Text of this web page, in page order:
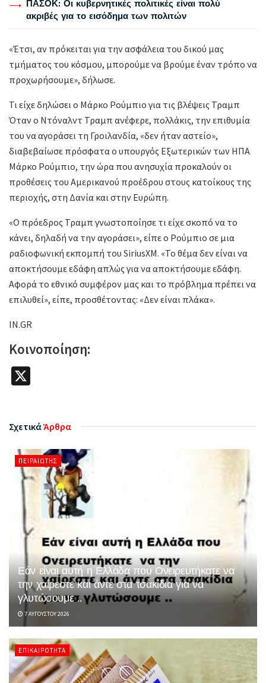
ΠΑΣΟΚ: Οι κυβερνητικές πολιτικές είναι πολύ
ακριβές για το εισόδημα των πολιτών
«Έτσι, αν πρόκειται για την ασφάλεια του δικού μας
τμήματος του κόσμου, μπορούμε να βρούμε έναν τρόπο να
προχωρήσουμε», δήλωσε.
Τι είχε δηλώσει ο Μάρκο Ρούμπιο για τις βλέψεις Τραμπ
Όταν ο Ντόναλντ Τραμπ ανέφερε, πολλάκις, την επιθυμία
του να αγοράσει τη Γροιλανδία, «δεν ήταν αστείο»,
διαβεβαίωσε πρόσφατα ο υπουργός Εξωτερικών των ΗΠΑ
Μάρκο Ρούμπιο, την ώρα που ανησυχία προκαλούν οι
προθέσεις του Αμερικανού προέδρου στους κατοίκους της
περιοχής, στη Δανία και στην Ευρώπη.
«Ο πρόεδρος Τραμπ γνωστοποίησε τι είχε σκοπό να το
κάνει, δηλαδή να την αγοράσει», είπε ο Ρούμπιο σε μια
ραδιοφωνική εκπομπή του SiriusXM. «Το θέμα δεν είναι να
αποκτήσουμε εδάφη απλώς για να αποκτήσουμε εδάφη.
Αφορά το εθνικό συμφέρον μας και το πρόβλημα πρέπει να
επιλυθεί», είπε, προσθέτοντας: «Δεν είναι πλάκα».
IN.GR
Κοινοποίηση:
ΣχετικάΆρθρα
ΠΕΙΡΑΙΏΤΗΣ
Εάν είναι αυτή η Ελλάδα που Ονειρευτήκατε να
την χαίρεστε και άντε στα τσακίδια για να
γλυτώσουμε ..
7 ΑΥΓΟΎΣΤΟΥ 2026
ΕΠΙΚΑΙΡΌΤΗΤΑ